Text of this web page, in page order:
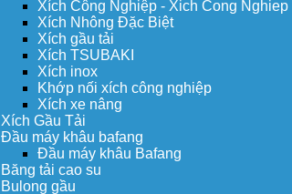
Xích Công Nghiệp - Xich Cong Nghiep
Xích Nhông Đặc Biệt
Xích gầu tải
Xích TSUBAKI
Xích inox
Khớp nối xích công nghiệp
Xích xe nâng
Xích Gầu Tải
Đầu máy khâu bafang
Đầu máy khâu Bafang
Băng tải cao su
Bulong gầu